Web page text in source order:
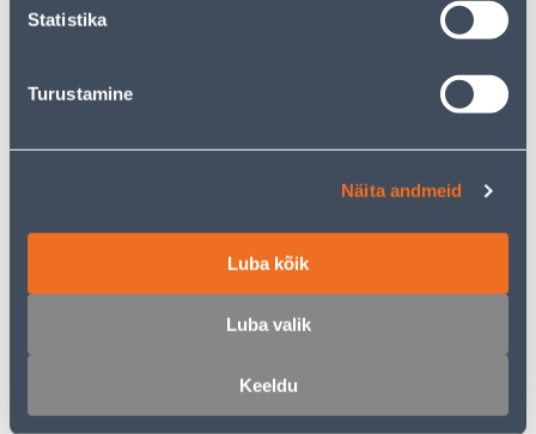
Statistika
Turustamine
Näita andmeid
Luba kõik
Luba valik
Keeldu
3.19 €
PISTIKUPESA 1-NE FENDE
5